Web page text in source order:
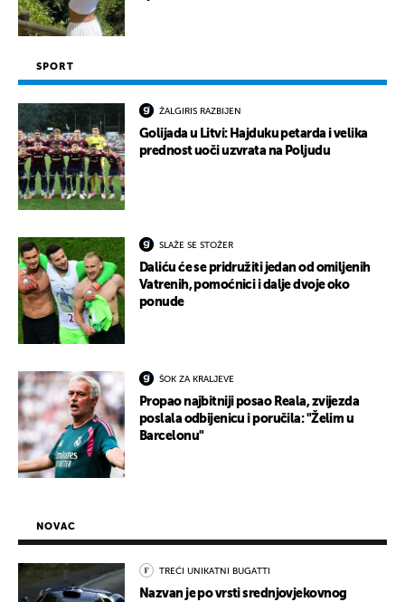
SPORT
ŽALGIRIS RAZBIJEN
Golijada u Litvi: Hajduku petarda i velika
prednost uoči uzvrata na Poljudu
SLAŽE SE STOŽER
Daliću će se pridružiti jedan od omiljenih
Vatrenih, pomoćnici i dalje dvoje oko
ponude
ŠOK ZA KRALJEVE
Propao najbitniji posao Reala, zvijezda
poslala odbijenicu i poručila: "Želim u
Barcelonu"
NOVAC
TREĆI UNIKATNI BUGATTI
Nazvan je po vrsti srednjovjekovnog